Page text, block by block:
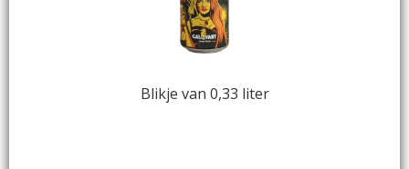
Blikje van 0,33 liter